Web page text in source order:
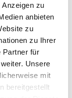
zu
anbieten
zu
zu Ihrer
Partner für
Unsere
mit
bereitgestellt